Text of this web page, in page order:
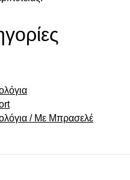
/ Με Μπρασελέ